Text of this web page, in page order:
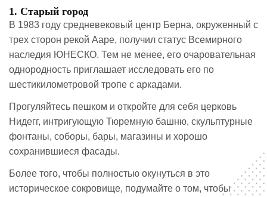
1. Старый город
В 1983 году средневековый центр Берна, окруженный с
трех сторон рекой Ааре, получил статус Всемирного
наследия ЮНЕСКО. Тем не менее, его очаровательная
однородность приглашает исследовать его по
шестикилометровой тропе с аркадами.
Прогуляйтесь пешком и откройте для себя церковь
Нидегг, интригующую Тюремную башню, скульптурные
фонтаны, соборы, бары, магазины и хорошо
сохранившиеся фасады.
Более того, чтобы полностью окунуться в это
историческое сокровище, подумайте о том, чтобы